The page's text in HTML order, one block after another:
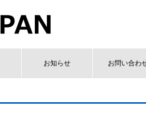
お知らせ お問い合わ